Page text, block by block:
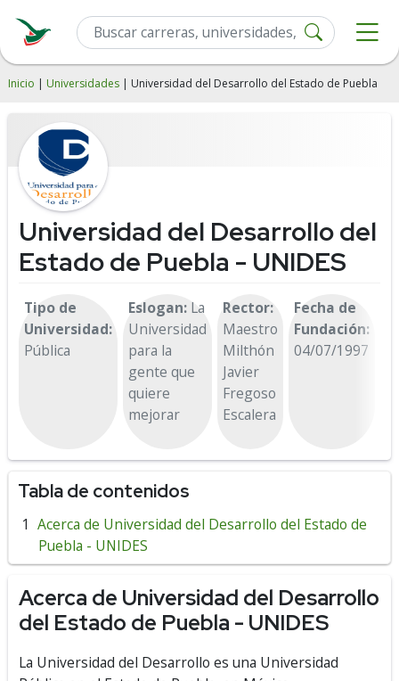
Inicio | Universidades | Universidad del Desarrollo del Estado de Puebla
Universidad del Desarrollo del
Estado de Puebla - UNIDES
Tipo de
Universidad:
Pública
Eslogan: La
Universidad
para la
gente que
quiere
mejorar
Rector:
Maestro
Milthón
Javier
Fregoso
Escalera
Fecha de
Fundación:
04/07/1997
Tabla de contenidos
Acerca de Universidad del Desarrollo del Estado de
Puebla - UNIDES
Acerca de Universidad del Desarrollo
del Estado de Puebla - UNIDES
La Universidad del Desarrollo es una Universidad